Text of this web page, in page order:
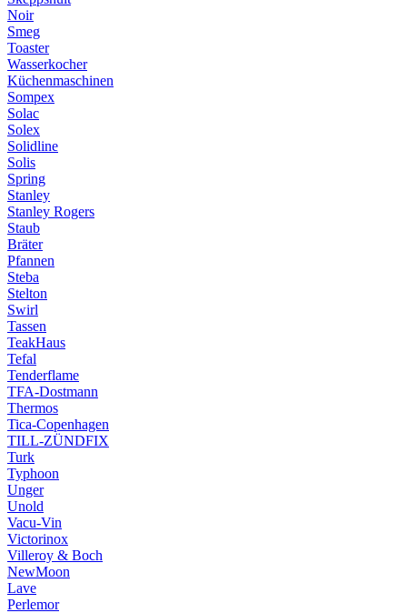
Noir
Smeg
Toaster
Wasserkocher
Küchenmaschinen
Sompex
Solac
Solex
Solidline
Solis
Spring
Stanley
Stanley Rogers
Staub
Bräter
Pfannen
Steba
Stelton
Swirl
Tassen
TeakHaus
Tefal
Tenderflame
TFA-Dostmann
Thermos
Tica-Copenhagen
TILL-ZÜNDFIX
Turk
Typhoon
Unger
Unold
Vacu-Vin
Victorinox
Villeroy & Boch
NewMoon
Lave
Perlemor